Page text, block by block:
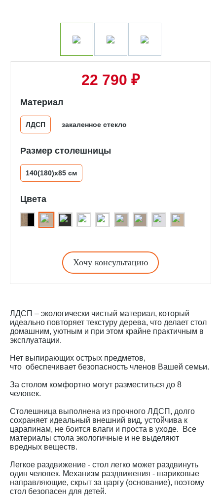
22 790 ₽
Материал
ЛДСП закаленное стекло
Размер столешницы
140(180)х85 см
Цвета
Хочу консультацию
ЛДСП – экологически чистый материал, который
идеально повторяет текстуру дерева, что делает стол
домашним, уютным и при этом крайне практичным в
эксплуатации.
Нет выпирающих острых предметов,
что обеспечивает безопасность членов Вашей семьи.
За столом комфортно могут разместиться до 8
человек.
Столешница выполнена из прочного ЛДСП, долго
сохраняет идеальный внешний вид, устойчива к
царапинам, не боится влаги и проста в уходе. Все
материалы стола экологичные и не выделяют
вредных веществ.
Легкое раздвижение - стол легко может раздвинуть
один человек. Механизм раздвижения - шариковые
направляющие, скрыт за царгу (основание), поэтому
стол безопасен для детей.